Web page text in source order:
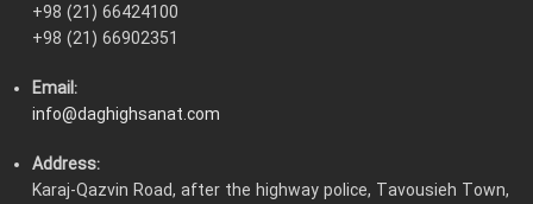
+98 (21) 66424100
+98 (21) 66902351
Email:
info@daghighsanat.com
Address:
Karaj-Qazvin Road, after the highway police, Tavousieh Town,